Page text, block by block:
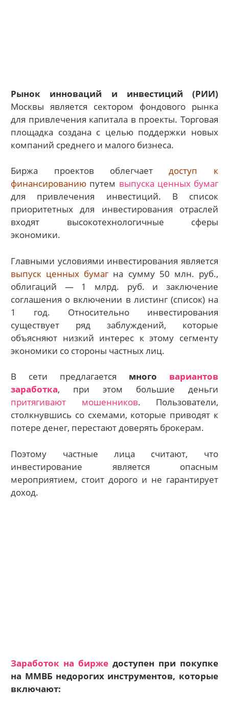
Рынок инноваций и инвестиций (РИИ)
Москвы является сектором фондового рынка
для привлечения капитала в проекты. Торговая
площадка создана с целью поддержки новых
компаний среднего и малого бизнеса.
Биржа проектов облегчаетдоступ к
финансированию путем выпуска ценных бумаг
для привлечения инвестиций. В список
приоритетных для инвестирования отраслей
входят высокотехнологичные сферы
экономики.
Главными условиями инвестирования является
выпуск ценных бумаг на сумму 50 млн. руб.,
облигаций — 1 млрд. руб. и заключение
соглашения о включении в листинг (список) на
1 год. Относительно инвестирования
существует ряд заблуждений, которые
объясняют низкий интерес к этому сегменту
экономики со стороны частных лиц.
В сети предлагается много вариантов
заработка, при этом большие деньги
притягивают мошенников. Пользователи,
столкнувшись со схемами, которые приводят к
потере денег, перестают доверять брокерам.
Поэтому частные лица считают, что
инвестирование является опасным
мероприятием, стоит дорого и не гарантирует
доход.
Заработок на бирже доступен при покупке
на ММВБ недорогих инструментов, которые
включают: